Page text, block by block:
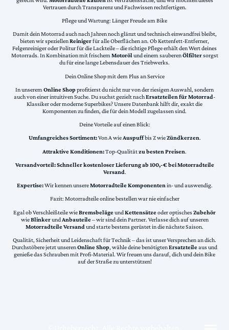
Vertrauen durch Transparenz und Fachwissen rechtfertigen.
Pflege und Wartung: Länger Freude am Bike
Damit dein Motorrad auch nach Jahren noch glänzt und technisch einwandfrei bleibt,
bieten wir speziellenReinigerfür alle Oberflächen an. Ob Kettenfett-Entferner,
Felgenreiniger oder Politur für die Lackteile – die richtige Pflege erhält den Wert deines
Motorrads. In Kombination mit frischemMotorölund einem sauberenÖlfiltersorgst
du für eine lange Lebensdauer des Triebwerks.
Dein Online Shop mit dem Plus an Service
In unserem Online Shopprofitierst du nicht nur von der riesigen Auswahl, sondern
auch von einer intuitiven Suche. Du suchst gezielt nachErsatzteilen für Motorrad-
Klassiker oder moderne Superbikes? Unsere Datenbank hilft dir, exakt die
Komponenten zu finden, die für dein Modell zugelassen sind.
Deine Vorteile auf einen Blick:
Umfangreiches Sortiment:Von A wieAuspuffbis Z wieZündkerzen.
Attraktive Konditionen:Top-Qualitätzu besten Preisen.
Versandvorteil:Schneller kostenloser Lieferung ab 100,-€ bei Motorradteile
Versand.
Expertise:Wir kennen unsereMotorradteile Komponentenin- und auswendig.
Fazit: Motorradteile online bestellen war nie einfacher
Egal ob Verschleißteile wieBremsbelägeundKettensätzeoder optischesZubehör
wieBlinkerundAnbauteile– wir sind dein Partner. Verlasse dich auf unseren
Motorradteile Versand und starte bestens gerüstet in die nächste Saison.
Qualität, Sicherheit und Leidenschaft für Technik – das ist unser Versprechen an dich.
Durchstöbere jetzt unserenOnline Shop, wähle deine benötigtenErsatzteileaus und
genieße das Schrauben mit Profi-Material. Wir freuen uns darauf, dich und dein Bike
auf der Straße zu unterstützen!